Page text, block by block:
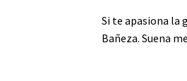
Si te apasiona la
Bañeza. Suena